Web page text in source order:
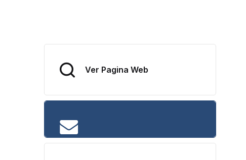
Ver Pagina Web